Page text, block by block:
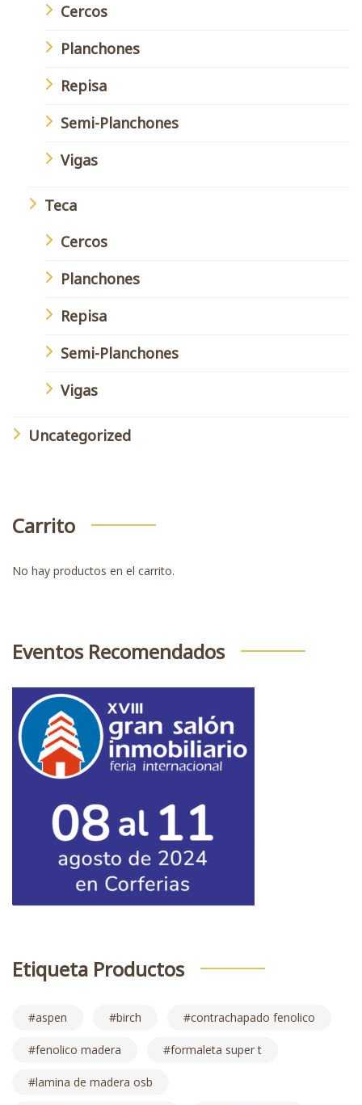
Cercos
Planchones
Repisa
Semi-Planchones
Vigas
Teca
Cercos
Planchones
Repisa
Semi-Planchones
Vigas
Uncategorized
Carrito
No hay productos en el carrito.
Eventos Recomendados
Etiqueta Productos
aspen birch contrachapado fenolico
fenolico madera formaleta super t
lamina de madera osb